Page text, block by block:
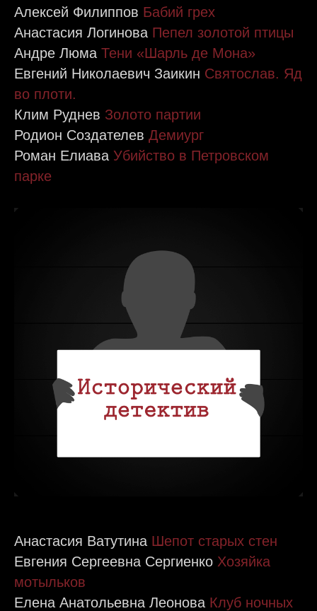
Алексей Филиппов Бабий грех
Анастасия Логинова Пепел золотой птицы
Андре Люма Тени «Шарль де Мона»
Евгений Николаевич Заикин Святослав. Яд
во плоти.
Клим Руднев Золото партии
Родион Создателев Демиург
Роман Елиава Убийство в Петровском
парке
Анастасия Ватутина Шепот старых стен
Евгения Сергеевна Сергиенко Хозяйка
мотыльков
Елена Анатольевна Леонова Клуб ночных